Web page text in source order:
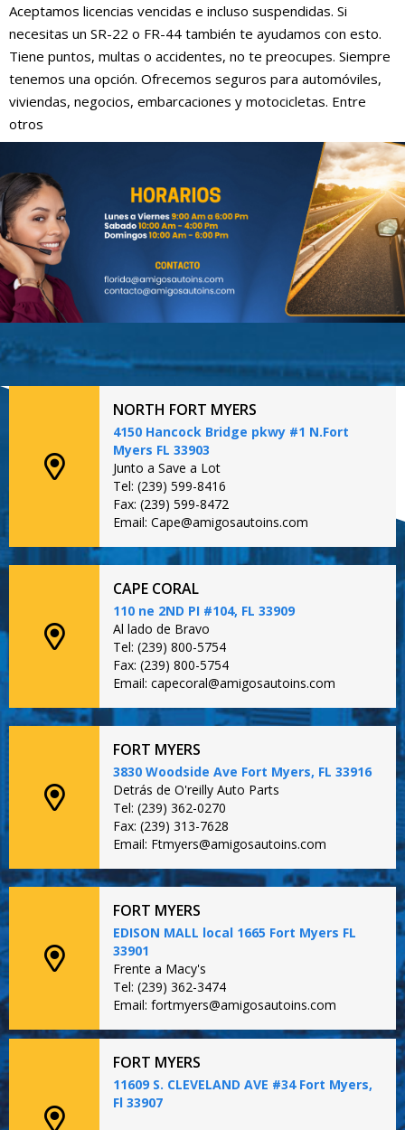
Aceptamos licencias vencidas e incluso suspendidas. Si
necesitas un SR-22 o FR-44 también te ayudamos con esto.
Tiene puntos, multas o accidentes, no te preocupes. Siempre
tenemos una opción. Ofrecemos seguros para automóviles,
viviendas, negocios, embarcaciones y motocicletas. Entre
otros
NORTH FORT MYERS
4150 Hancock Bridge pkwy #1 N.Fort
Myers FL 33903
Junto a Save a Lot
Tel: (239) 599-8416
Fax: (239) 599-8472
Email: Cape@amigosautoins.com
CAPE CORAL
110 ne 2ND PI #104, FL 33909
Al lado de Bravo
Tel: (239) 800-5754
Fax: (239) 800-5754
Email: capecoral@amigosautoins.com
FORT MYERS
3830 Woodside Ave Fort Myers, FL 33916
Detrás de O'reilly Auto Parts
Tel: (239) 362-0270
Fax: (239) 313-7628
Email: Ftmyers@amigosautoins.com
FORT MYERS
EDISON MALL local 1665 Fort Myers FL
33901
Frente a Macy's
Tel: (239) 362-3474
Email: fortmyers@amigosautoins.com
FORT MYERS
11609 S. CLEVELAND AVE #34 Fort Myers,
Fl 33907